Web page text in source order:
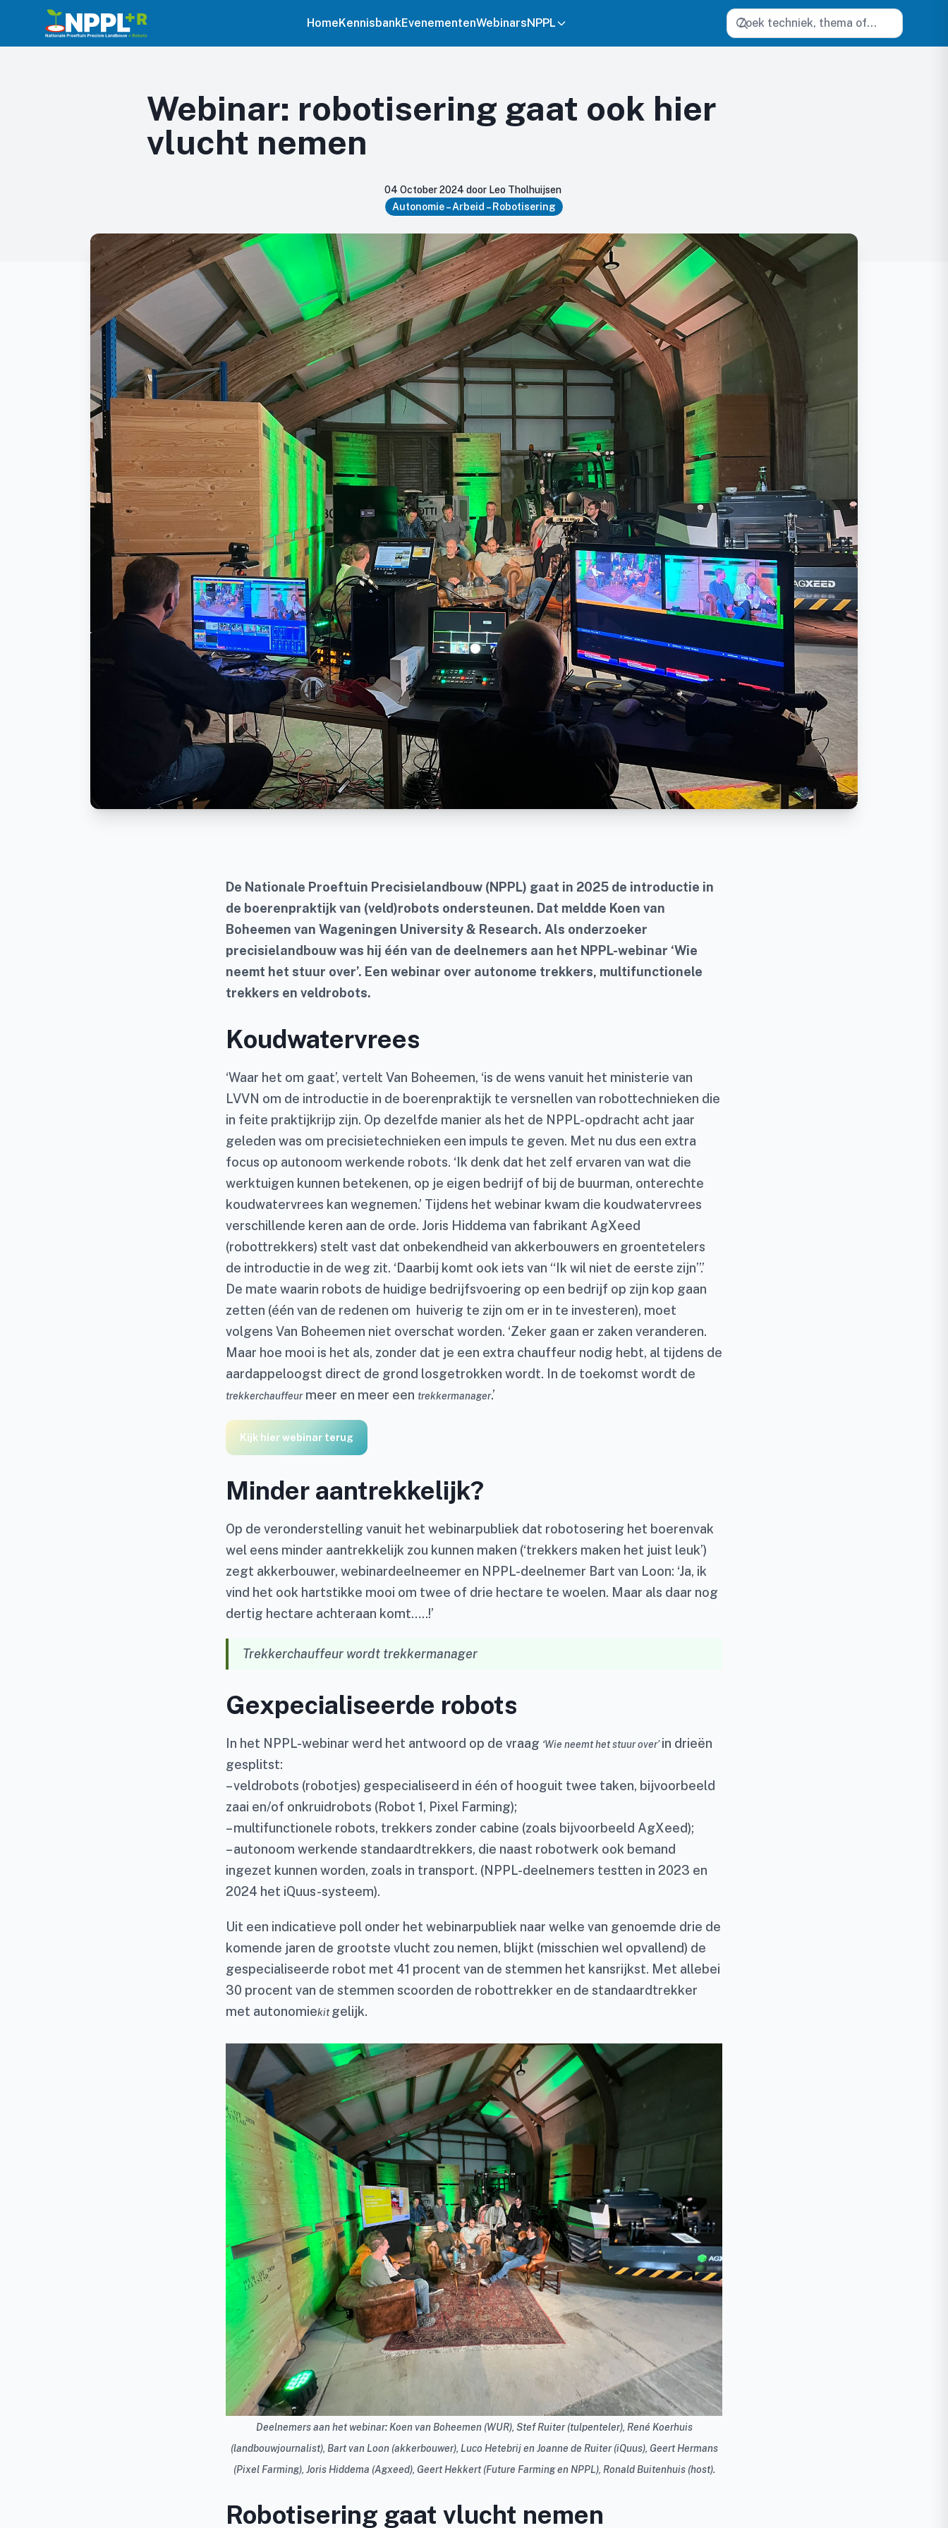
HomeKennisbankEvenementenWebinarsNPPL Zoeken
Webinar: robotisering gaat ook hier
vlucht nemen
04 October 2024 door Leo Tholhuijsen
Autonomie – Arbeid – Robotisering
De Nationale Proeftuin Precisielandbouw (NPPL) gaat in 2025 de introductie in
de boerenpraktijk van (veld)robots ondersteunen. Dat meldde Koen van
Boheemen van Wageningen University & Research. Als onderzoeker
precisielandbouw was hij één van de deelnemers aan het NPPL-webinar ‘Wie
neemt het stuur over’. Een webinar over autonome trekkers, multifunctionele
trekkers en veldrobots.
Koudwatervrees
‘Waar het om gaat’, vertelt Van Boheemen, ‘is de wens vanuit het ministerie van
LVVN om de introductie in de boerenpraktijk te versnellen van robottechnieken die
in feite praktijkrijp zijn. Op dezelfde manier als het de NPPL-opdracht acht jaar
geleden was om precisietechnieken een impuls te geven. Met nu dus een extra
focus op autonoom werkende robots. ‘Ik denk dat het zelf ervaren van wat die
werktuigen kunnen betekenen, op je eigen bedrijf of bij de buurman, onterechte
koudwatervrees kan wegnemen.’ Tijdens het webinar kwam die koudwatervrees
verschillende keren aan de orde. Joris Hiddema van fabrikant AgXeed
(robottrekkers) stelt vast dat onbekendheid van akkerbouwers en groentetelers
de introductie in de weg zit. ‘Daarbij komt ook iets van “Ik wil niet de eerste zijn”.’
De mate waarin robots de huidige bedrijfsvoering op een bedrijf op zijn kop gaan
zetten (één van de redenen om huiverig te zijn om er in te investeren), moet
volgens Van Boheemen niet overschat worden. ‘Zeker gaan er zaken veranderen.
Maar hoe mooi is het als, zonder dat je een extra chauffeur nodig hebt, al tijdens de
aardappeloogst direct de grond losgetrokken wordt. In de toekomst wordt de
trekkerchauffeurmeer en meer een trekkermanager.’
Kijk hier webinar terug
Minder aantrekkelijk?
Op de veronderstelling vanuit het webinarpubliek dat robotosering het boerenvak
wel eens minder aantrekkelijk zou kunnen maken (‘trekkers maken het juist leuk’)
zegt akkerbouwer, webinardeelneemer en NPPL-deelnemer Bart van Loon: ‘Ja, ik
vind het ook hartstikke mooi om twee of drie hectare te woelen. Maar als daar nog
dertig hectare achteraan komt…..!’
Trekkerchauffeur wordt trekkermanager
Gexpecialiseerde robots
In het NPPL-webinar werd het antwoord op de vraag ‘Wie neemt het stuur over’in drieën
gesplitst:
– veldrobots (robotjes) gespecialiseerd in één of hooguit twee taken, bijvoorbeeld
zaai en/of onkruidrobots (Robot 1, Pixel Farming);
– multifunctionele robots, trekkers zonder cabine (zoals bijvoorbeeld AgXeed);
– autonoom werkende standaardtrekkers, die naast robotwerk ook bemand
ingezet kunnen worden, zoals in transport. (NPPL-deelnemers testten in 2023 en
2024 het iQuus-systeem).
Uit een indicatieve poll onder het webinarpubliek naar welke van genoemde drie de
komende jaren de grootste vlucht zou nemen, blijkt (misschien wel opvallend) de
gespecialiseerde robot met 41 procent van de stemmen het kansrijkst. Met allebei
30 procent van de stemmen scoorden de robottrekker en de standaardtrekker
met autonomiekit gelijk.
Deelnemers aan het webinar: Koen van Boheemen (WUR), Stef Ruiter (tulpenteler), René Koerhuis
(landbouwjournalist), Bart van Loon (akkerbouwer), Luco Hetebrij en Joanne de Ruiter (iQuus), Geert Hermans
(Pixel Farming), Joris Hiddema (Agxeed), Geert Hekkert (Future Farming en NPPL), Ronald Buitenhuis (host).
Robotisering gaat vlucht nemen